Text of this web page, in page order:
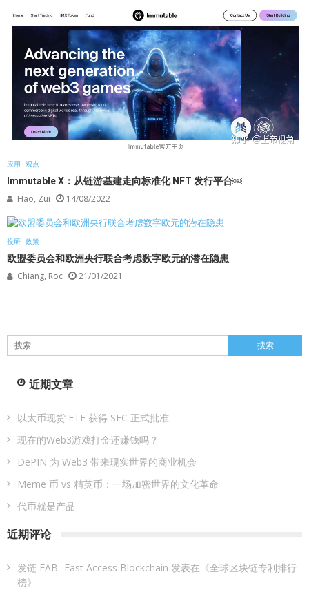
应用 观点
Immutable X：从链游基建走向标准化 NFT 发行平台￼
Hao, Zui 14/08/2022
投研 政策
欧盟委员会和欧洲央行联合考虑数字欧元的潜在隐患
Chiang, Roc 21/01/2021
索：
近期文章
以太币现货 ETF 获得 SEC 正式批准
现在的Web3游戏打金还赚钱吗？
DePIN 为 Web3 带来现实世界的商业机会
Meme 币 vs 精英币：一场加密世界的文化革命
代币就是产品
近期评论
发链 FAB -Fast Access Blockchain 发表在《全球区块链专利排行
榜》